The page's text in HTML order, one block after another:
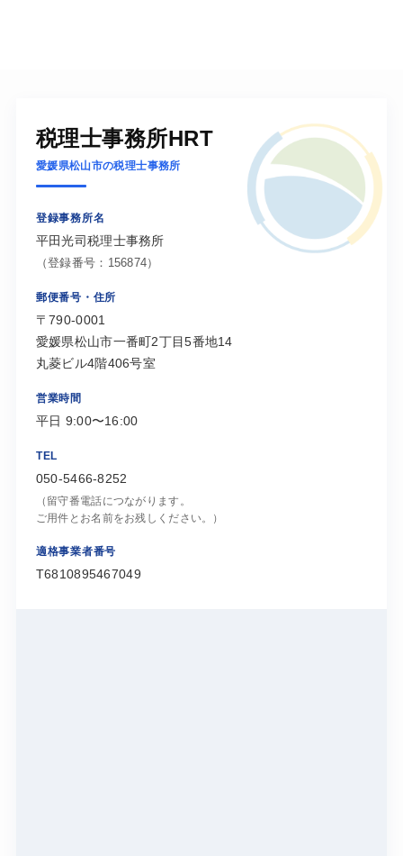
税理士事務所HRT
愛媛県松山市の税理士事務所
登録事務所名
平田光司税理士事務所
（登録番号：156874）
郵便番号・住所
〒790-0001
愛媛県松山市一番町2丁目5番地14
丸菱ビル4階406号室
営業時間
平日 9:00〜16:00
TEL
050-5466-8252
（留守番電話につながります。
ご用件とお名前をお残しください。）
適格事業者番号
T6810895467049